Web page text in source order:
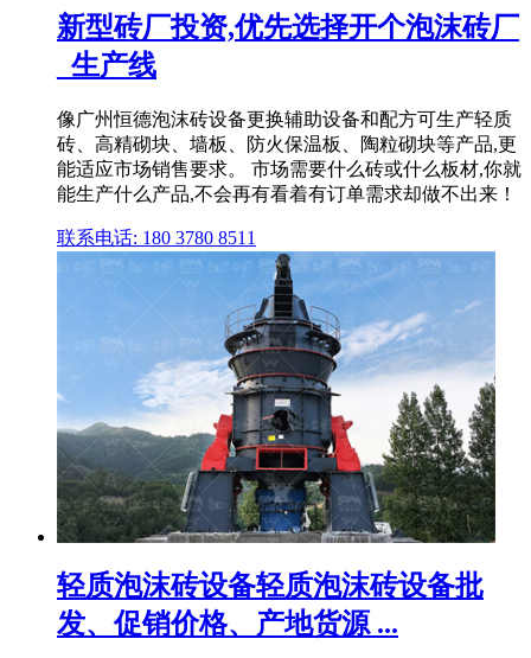
新型砖厂投资,优先选择开个泡沫砖厂
_生产线
像广州恒德泡沫砖设备更换辅助设备和配方可生产轻质
砖、高精砌块、墙板、防火保温板、陶粒砌块等产品,更
能适应市场销售要求。 市场需要什么砖或什么板材,你就
能生产什么产品,不会再有看着有订单需求却做不出来！
联系电话: 180 3780 8511
轻质泡沫砖设备轻质泡沫砖设备批
发、促销价格、产地货源 ...